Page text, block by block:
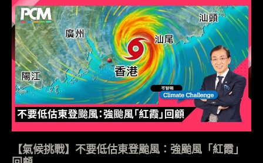
【氣候挑戰】不要低估東登颱風：強颱風「紅霞」